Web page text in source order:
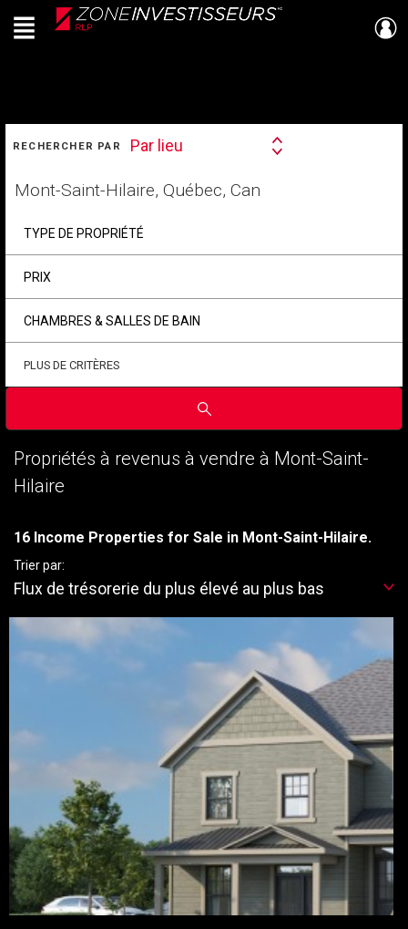
Live
En Direct
Menu
RECHERCHER PAR
Search
Par lieu
votre
TYPE DE PROPRIÉTÉ
PRIX
CHAMBRES & SALLES DE BAIN
PLUS DE CRITÈRES
Soumettre
Propriétés à revenus à vendre à Mont-Saint-
Hilaire
16 Income Properties for Sale in Mont-Saint-Hilaire.
Trier par:
Flux de trésorerie du plus élevé au plus bas